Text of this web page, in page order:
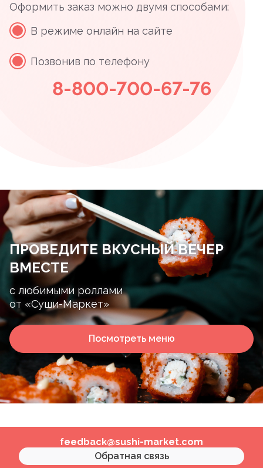
Оформить заказ можно двумя способами:
В режиме онлайн на сайте
Позвонив по телефону
8-800-700-67-76
ПРОВЕДИТЕ ВКУСНЫЙ ВЕЧЕР
ВМЕСТЕ
с любимыми роллами
от «Суши-Маркет»
Посмотреть меню
feedback@sushi-market.com
Обратная связь